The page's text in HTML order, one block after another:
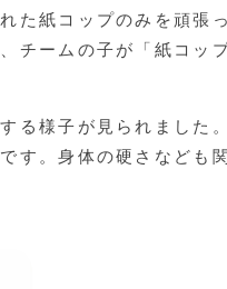
た紙コップのみを頑張
チームの子が「紙コッ
る様子が見られました。
す。身体の硬さなども